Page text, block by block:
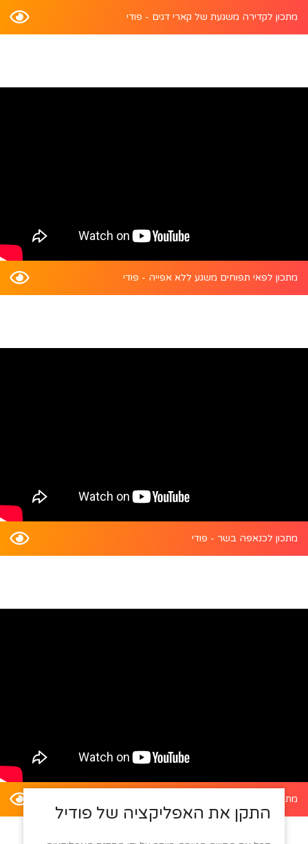
מתכון לקדירה משגעת של קארי דגים - פודי
מתכון לפאי תפוחים משגע ללא אפייה - פודי
מתכון לכנאפה בשר - פודי
מתכון לדלעת ערמונים במילוי סלט קינואה - פודי
התקן את האפליקציה של פודיל